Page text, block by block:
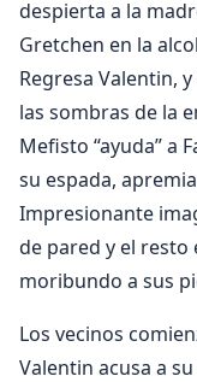
despierta a la
Gretchen en la
Regresa Valentin,
las sombras de la
Mefisto “ayuda” a
su espada,
Impresionante
de pared y el resto
moribundo a sus
Los vecinos
Valentin acusa a